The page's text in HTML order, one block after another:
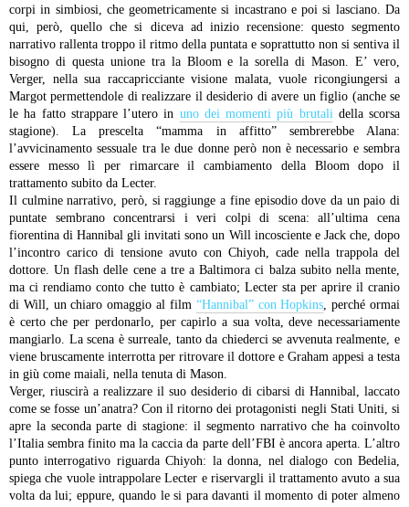
corpi in simbiosi, che geometricamente si incastrano e poi si lasciano. Da
qui, però, quello che si diceva ad inizio recensione: questo segmento
narrativo rallenta troppo il ritmo della puntata e soprattutto non si sentiva il
bisogno di questa unione tra la Bloom e la sorella di Mason. E’ vero,
Verger, nella sua raccapricciante visione malata, vuole ricongiungersi a
Margot permettendole di realizzare il desiderio di avere un figlio (anche se
le ha fatto strappare l’utero in uno dei momenti più brutalidella scorsa
stagione). La prescelta “mamma in affitto” sembrerebbe Alana:
l’avvicinamento sessuale tra le due donne però non è necessario e sembra
essere messo lì per rimarcare il cambiamento della Bloom dopo il
trattamento subito da Lecter.
Il culmine narrativo, però, si raggiunge a fine episodio dove da un paio di
puntate sembrano concentrarsi i veri colpi di scena: all’ultima cena
fiorentina di Hannibal gli invitati sono un Will incosciente e Jack che, dopo
l’incontro carico di tensione avuto con Chiyoh, cade nella trappola del
dottore. Un flash delle cene a tre a Baltimora ci balza subito nella mente,
ma ci rendiamo conto che tutto è cambiato; Lecter sta per aprire il cranio
di Will, un chiaro omaggio al film “Hannibal” con Hopkins, perché ormai
è certo che per perdonarlo, per capirlo a sua volta, deve necessariamente
mangiarlo. La scena è surreale, tanto da chiederci se avvenuta realmente, e
viene bruscamente interrotta per ritrovare il dottore e Graham appesi a testa
in giù come maiali, nella tenuta di Mason.
Verger, riuscirà a realizzare il suo desiderio di cibarsi di Hannibal, laccato
come se fosse un’anatra?Con il ritorno dei protagonisti negli Stati Uniti, si
apre la seconda parte di stagione: il segmento narrativo che ha coinvolto
l’Italia sembra finito ma la caccia da parte dell’FBI è ancora aperta. L’altro
punto interrogativo riguarda Chiyoh: la donna, nel dialogo con Bedelia,
spiega che vuole intrappolare Lecter e riservargli il trattamento avuto a sua
volta da lui; eppure, quando le si para davanti il momento di poter almeno